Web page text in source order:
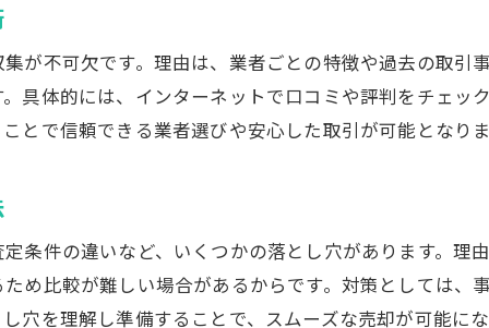
電話連絡を避けたい方のための売却術
中古車査定の連絡手段と選択ポイント
ストレスフリーな一括見積もり活用方法
中古車売却で失敗しない業者選びのコツ
中古車売却で安心できる業者を選ぶ方法
が不可欠です。理由は、業者ごとの特徴や過去の取引
具体的には、インターネットで口コミや評判をチェッ
とで信頼できる業者選びや安心した取引が可能となり
条件の違いなど、いくつかの落とし穴があります。理
め比較が難しい場合があるからです。対策としては、
穴を理解し準備することで、スムーズな売却が可能に